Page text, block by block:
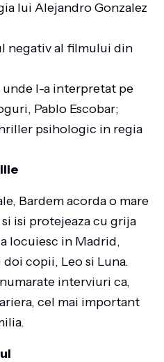
lui Alejandro Gonzalez
negativ al filmului din
unde l-a interpretat pe
Pablo Escobar;
psihologic in regia
Bardem acorda o mare
isi protejeaza cu grija
locuiesc in Madrid,
copii, Leo si Luna.
interviuri ca,
cel mai important